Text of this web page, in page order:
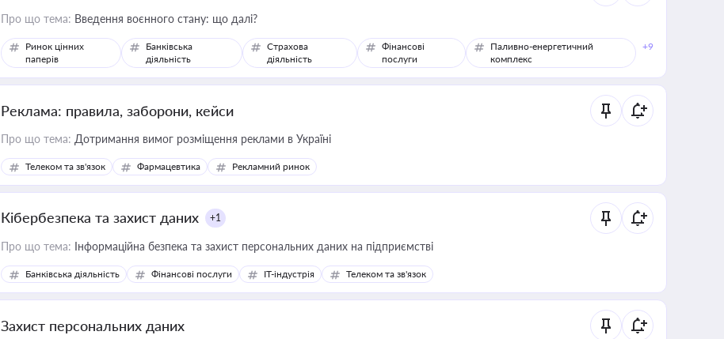
Про що тема: Введення воєнного стану: що далі?
Ринок цінних
паперів
Банківська
діяльність
Страхова
діяльність
Фінансові
послуги
Паливно-енергетичний
комплекс
+9
Реклама: правила, заборони, кейси
Про що тема: Дотримання вимог розміщення реклами в Україні
Телеком та зв'язок Фармацевтика Рекламний ринок
Кібербезпека та захист даних +1
Про що тема: Інформаційна безпека та захист персональних даних на підприємстві
Банківська діяльність Фінансові послуги IT-індустрія Телеком та зв'язок
Захист персональних даних